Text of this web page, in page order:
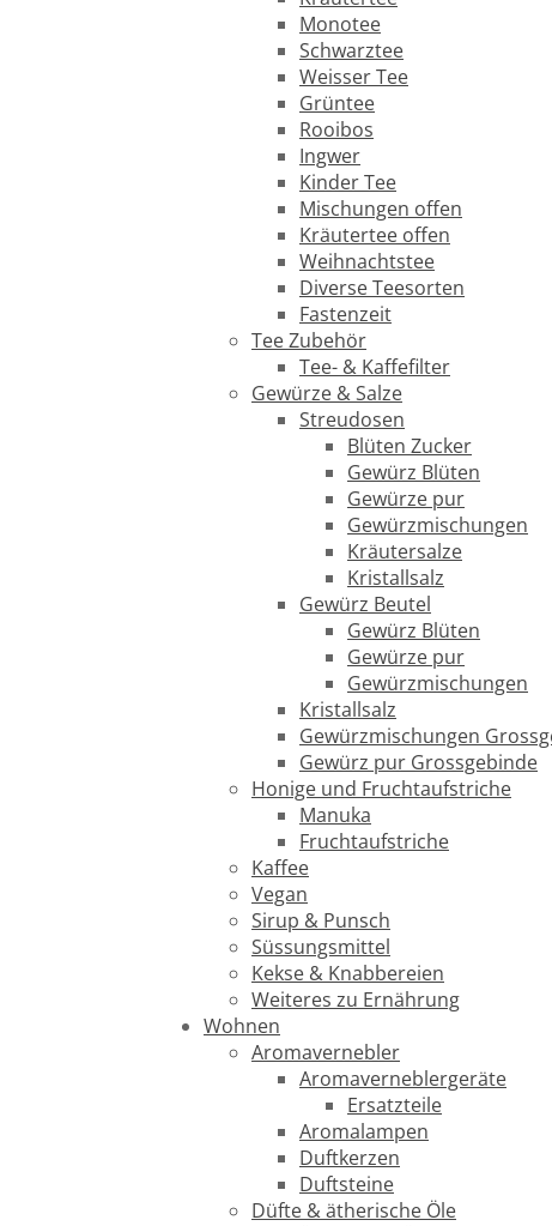
Monotee
Schwarztee
Weisser Tee
Grüntee
Rooibos
Ingwer
Kinder Tee
Mischungen offen
Kräutertee offen
Weihnachtstee
Diverse Teesorten
Fastenzeit
Tee Zubehör
Tee- & Kaffefilter
Gewürze & Salze
Streudosen
Blüten Zucker
Gewürz Blüten
Gewürze pur
Gewürzmischungen
Kräutersalze
Kristallsalz
Gewürz Beutel
Gewürz Blüten
Gewürze pur
Gewürzmischungen
Kristallsalz
Gewürzmischungen
Gewürz pur Grossgebinde
Honige und Fruchtaufstriche
Manuka
Fruchtaufstriche
Kaffee
Vegan
Sirup & Punsch
Süssungsmittel
Kekse & Knabbereien
Weiteres zu Ernährung
Wohnen
Aromavernebler
Aromaverneblergeräte
Ersatzteile
Aromalampen
Duftkerzen
Duftsteine
Düfte & ätherische Öle